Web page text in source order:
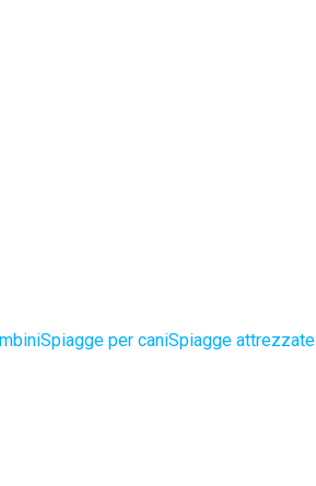
Spiagge per caniSpiagge attrezzate